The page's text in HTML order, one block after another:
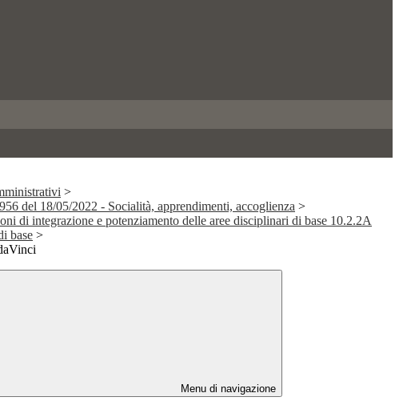
>
del 18/05/2022 - Socialità, apprendimenti, accoglienza >
di integrazione e potenziamento delle aree disciplinari di base 10.2.2A
base >
Menu di navigazione